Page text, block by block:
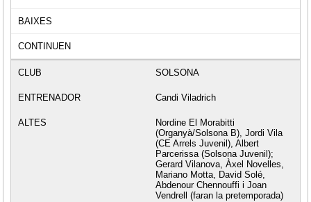
SOLSONA
Candi Viladrich
Nordine El Morabitti
(Organyà/Solsona B), Jordi Vila
(CE Arrels Juvenil), Albert
Parcerissa (Solsona Juvenil);
Gerard Vilanova, Àxel Novelles,
Mariano Motta, David Solé,
Abdenour Chennouffi i Joan
Vendrell (faran la pretemporada)